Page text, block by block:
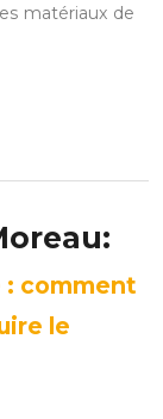
matériaux de
: comment
le